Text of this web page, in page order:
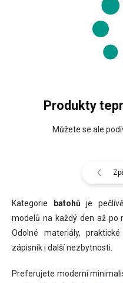
Produkty
Můžete se ale
Kategorie batohůje
modelů na každý den až po
Odolné materiály,
zápisník i další nezbytnosti.
Preferujete moderní